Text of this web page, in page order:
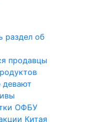
продавцы
девают
ОФБУ
Китая